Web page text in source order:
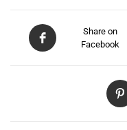
Share on
Facebook